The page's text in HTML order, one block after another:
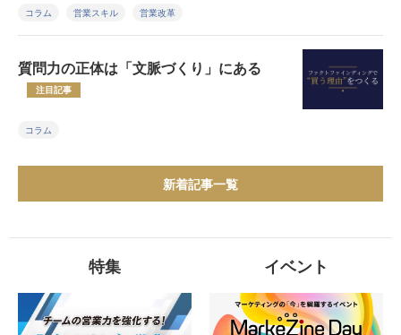
コラム 営業スキル 営業改革
質問力の正体は「文脈づくり」にある
注目記事
コラム
新着記事一覧
特集 イベント